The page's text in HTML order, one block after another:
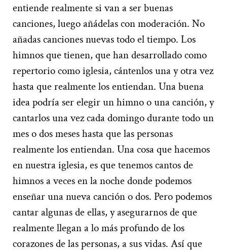
entiende realmente si van a ser buenas
canciones, luego añádelas con moderación. No
añadas canciones nuevas todo el tiempo. Los
himnos que tienen, que han desarrollado como
repertorio como iglesia, cántenlos una y otra vez
hasta que realmente los entiendan. Una buena
idea podría ser elegir un himno o una canción, y
cantarlos una vez cada domingo durante todo un
mes o dos meses hasta que las personas
realmente los entiendan. Una cosa que hacemos
en nuestra iglesia, es que tenemos cantos de
himnos a veces en la noche donde podemos
enseñar una nueva canción o dos. Pero podemos
cantar algunas de ellas, y asegurarnos de que
realmente llegan a lo más profundo de los
corazones de las personas, a sus vidas. Así que